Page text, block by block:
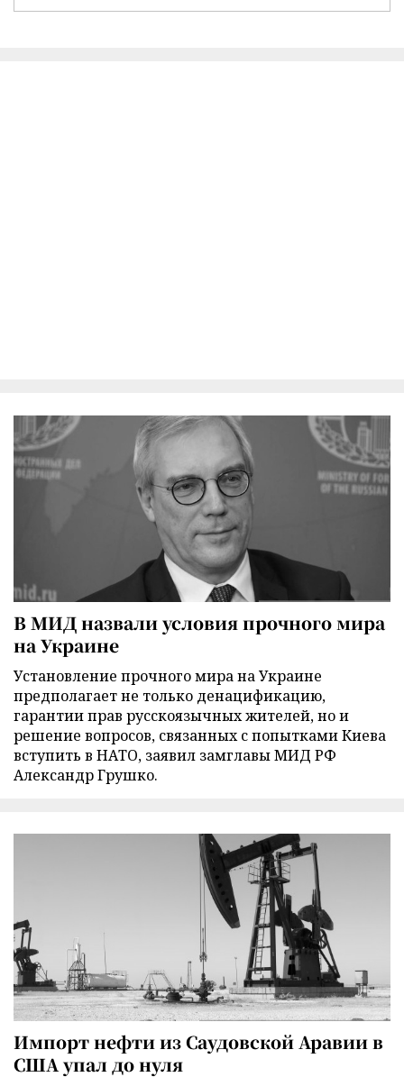
В МИД назвали условия прочного мира
на Украине
Установление прочного мира на Украине
предполагает не только денацификацию,
гарантии прав русскоязычных жителей, но и
решение вопросов, связанных с попытками Киева
вступить в НАТО, заявил замглавы МИД РФ
Александр Грушко.
Импорт нефти из Саудовской Аравии в
США упал до нуля